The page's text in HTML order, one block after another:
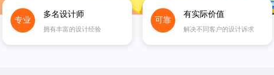
专业
多名设计师
拥有丰富的设计经验
可靠
有实际价值
解决不同客户的设计诉求